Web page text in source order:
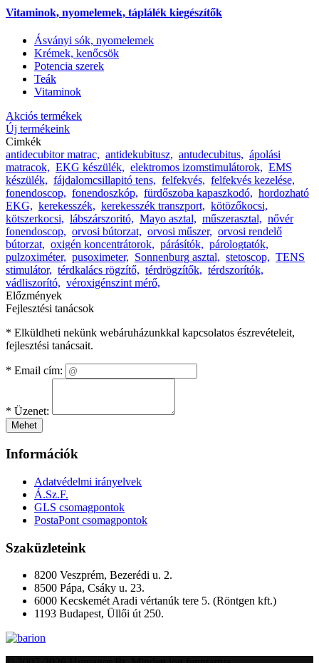
Vitaminok, nyomelemek, táplálék kiegészítők
Ásványi sók, nyomelemek
Krémek, kenőcsök
Potencia szerek
Teák
Vitaminok
Akciós termékek
Új termékeink
Cimkék
antidecubitor matrac, antidekubitusz, antudecubitus, ápolási
matracok, EKG készülék, elektromos izomstimulátorok, EMS
készülék, fájdalomcsillapitó tens, felfekvés, felfekvés kezelése,
fonendoscop, fonendoszkóp, fürdőszoba kapaszkodó, hordozható
EKG, kerekesszék, kerekesszék transzport, kötözőkocsi,
kötszerkocsi, lábszárszoritó, Mayo asztal, műszerasztal, nővér
fonendoscop, orvosi bútorzat, orvosi műszer, orvosi rendelő
bútorzat, oxigén koncentrátorok, párásítók, párologtatók,
pulzoximéter, pusoximeter, Sonnenburg asztal, stetoscop, TENS
stimulátor, térdkalács rögzítő, térdrögzítők, térdszorítók,
vádliszorító, véroxigénszint mérő,
Előzmények
Fejlesztési tanácsok
* Elküldheti nekünk webáruházunkkal kapcsolatos észrevételeit,
fejlesztési tanácsait.
* Email cím:
* Üzenet:
Mehet
Információk
Adatvédelmi irányelvek
Á.Sz.F.
GLS csomagpontok
PostaPont csomagpontok
Szaküzleteink
8200 Veszprém, Bezerédi u. 2.
8500 Pápa, Csáky u. 23.
6000 Kecskemét Aradi vértanúk tere 5. (Röntgen kft.)
1193 Budapest, Üllői út 250.